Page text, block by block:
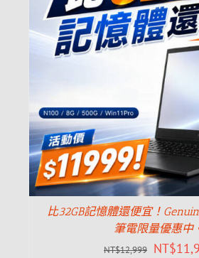
比32GB記憶體還便宜！
筆電限量優惠中
NT$12,999 NT$